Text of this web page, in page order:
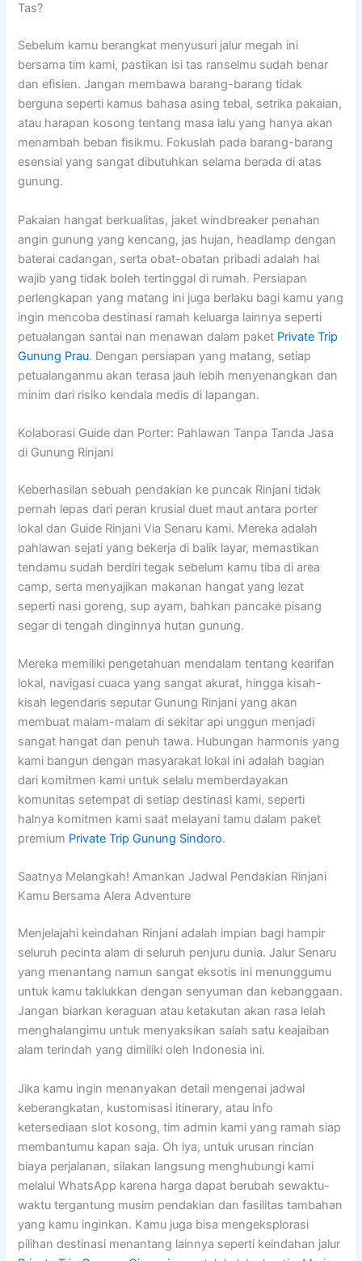
Tas?
Sebelum kamu berangkat menyusuri jalur megah ini
bersama tim kami, pastikan isi tas ranselmu sudah benar
dan efisien. Jangan membawa barang-barang tidak
berguna seperti kamus bahasa asing tebal, setrika pakaian,
atau harapan kosong tentang masa lalu yang hanya akan
menambah beban fisikmu. Fokuslah pada barang-barang
esensial yang sangat dibutuhkan selama berada di atas
gunung.
Pakaian hangat berkualitas, jaket windbreaker penahan
angin gunung yang kencang, jas hujan, headlamp dengan
baterai cadangan, serta obat-obatan pribadi adalah hal
wajib yang tidak boleh tertinggal di rumah. Persiapan
perlengkapan yang matang ini juga berlaku bagi kamu yang
ingin mencoba destinasi ramah keluarga lainnya seperti
petualangan santai nan menawan dalam paket Private Trip
Gunung Prau. Dengan persiapan yang matang, setiap
petualanganmu akan terasa jauh lebih menyenangkan dan
minim dari risiko kendala medis di lapangan.
Kolaborasi Guide dan Porter: Pahlawan Tanpa Tanda Jasa
di Gunung Rinjani
Keberhasilan sebuah pendakian ke puncak Rinjani tidak
pernah lepas dari peran krusial duet maut antara porter
lokal dan Guide Rinjani Via Senaru kami. Mereka adalah
pahlawan sejati yang bekerja di balik layar, memastikan
tendamu sudah berdiri tegak sebelum kamu tiba di area
camp, serta menyajikan makanan hangat yang lezat
seperti nasi goreng, sup ayam, bahkan pancake pisang
segar di tengah dinginnya hutan gunung.
Mereka memiliki pengetahuan mendalam tentang kearifan
lokal, navigasi cuaca yang sangat akurat, hingga kisah-
kisah legendaris seputar Gunung Rinjani yang akan
membuat malam-malam di sekitar api unggun menjadi
sangat hangat dan penuh tawa. Hubungan harmonis yang
kami bangun dengan masyarakat lokal ini adalah bagian
dari komitmen kami untuk selalu memberdayakan
komunitas setempat di setiap destinasi kami, seperti
halnya komitmen kami saat melayani tamu dalam paket
premium Private Trip Gunung Sindoro.
Saatnya Melangkah! Amankan Jadwal Pendakian Rinjani
Kamu Bersama Alera Adventure
Menjelajahi keindahan Rinjani adalah impian bagi hampir
seluruh pecinta alam di seluruh penjuru dunia. Jalur Senaru
yang menantang namun sangat eksotis ini menunggumu
untuk kamu taklukkan dengan senyuman dan kebanggaan.
Jangan biarkan keraguan atau ketakutan akan rasa lelah
menghalangimu untuk menyaksikan salah satu keajaiban
alam terindah yang dimiliki oleh Indonesia ini.
Jika kamu ingin menanyakan detail mengenai jadwal
keberangkatan, kustomisasi itinerary, atau info
ketersediaan slot kosong, tim admin kami yang ramah siap
membantumu kapan saja. Oh iya, untuk urusan rincian
biaya perjalanan, silakan langsung menghubungi kami
melalui WhatsApp karena harga dapat berubah sewaktu-
waktu tergantung musim pendakian dan fasilitas tambahan
yang kamu inginkan. Kamu juga bisa mengeksplorasi
pilihan destinasi menantang lainnya seperti keindahan jalur